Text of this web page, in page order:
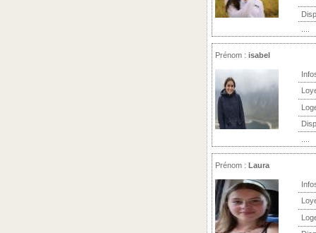
Prénom : isabel
Prénom : Laura